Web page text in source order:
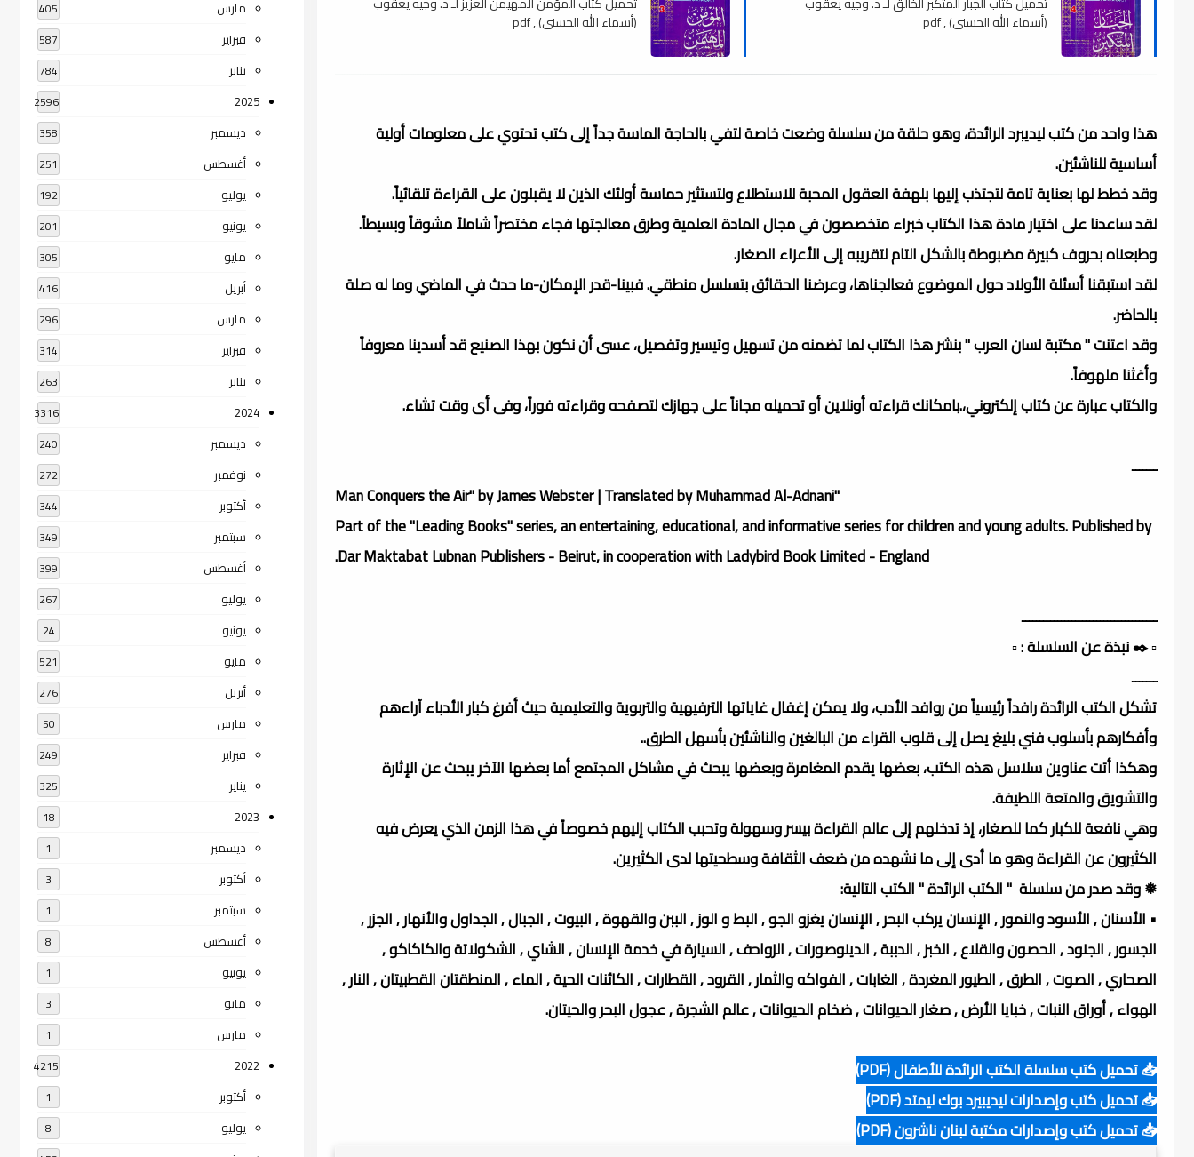
(أسماء الله الحسنى) , pdf
(أسماء الله الحسنى) , pdf
هذا واحد من كتب ليديبرد الرائدة، وهو حلقة من سلسلة وضعت خاصة لتفي بالحاجة الماسة جداً إلى كتب تحتوي على معلومات أولية
أساسية للناشئين.
وقد خطط لها بعناية تامة لتجتذب إليها بلهفة العقول المحبة للاستطلاع ولتستثير حماسة أولئك الذين لا يقبلون على القراءة تلقائياً.
لقد ساعدنا على اختيار مادة هذا الكتاب خبراء متخصصون في مجال المادة العلمية وطرق معالجتها فجاء مختصراً شاملاً مشوقاً وبسيطاً.
وطبعناه بحروف كبيرة مضبوطة بالشكل التام لتقريبه إلى الأعزاء الصغار.
لقد استبقنا أسئلة الأولاد حول الموضوع فعالجناها، وعرضنا الحقائق بتسلسل منطقي. فبينا-قدر الإمكان-ما حدث في الماضي وما له صلة
بالحاضر.
وقد اعتنت " مكتبة لسان العرب " بنشر هذا الكتاب لما تضمنه من تسهيل وتيسير وتفصيل، عسى أن نكون بهذا الصنيع قد أسدينا معروفاً
وأغثنا ملهوفاً.
والكتاب عبارة عن كتاب إلكتروني،.بامكانك قراءته أونلاين أو تحميله مجاناً على جهازك لتصفحه وقراءته فوراً، وفى أى وقت تشاء.
ـــــــ
"Man Conquers the Air" by James Webster | Translated by Muhammad Al-Adnani
Part of the "Leading Books" series, an entertaining, educational, and informative series for children and young adults. Published by
Dar Maktabat Lubnan Publishers - Beirut, in cooperation with Ladybird Book Limited - England.
ــــــــــــــــــــــــــــــــــــــ
▫️ ✒️ نبذة عن السلسلة : ▫️
ـــــــ
تشكل الكتب الرائدة رافداً رئيسياً من روافد الأدب، ولا يمكن إغفال غاياتها الترفيهية والتربوية والتعليمية حيث أفرغ كبار الأدباء آراءهم
وأفكارهم بأسلوب فني بليغ يصل إلى قلوب القراء من البالغين والناشئين بأسهل الطرق..
وهكذا أتت عناوين سلاسل هذه الكتب، بعضها يقدم المغامرة وبعضها يبحث في مشاكل المجتمع أما بعضها الآخر يبحث عن الإثارة
والتشويق والمتعة اللطيفة.
وهي نافعة للكبار كما للصغار، إذ تدخلهم إلى عالم القراءة بيسر وسهولة وتحبب الكتاب إليهم خصوصاً في هذا الزمن الذي يعرض فيه
الكثيرون عن القراءة وهو ما أدى إلى ما نشهده من ضعف الثقافة وسطحيتها لدى الكثيرين.
❅ وقد صدر من سلسلة " الكتب الرائدة " الكتب التالية:
• الأسنان , الأسود والنمور , الإنسان يركب البحر , الإنسان يغزو الجو , البط و الوز , الببن والقهوة , البيوت , الجبال , الجداول والأنهار , الجزر ,
الجسور , الجنود , الحصون والقلاع , الخبز , الدببة , الدينوصورات , الزواحف , السيارة في خدمة الإنسان , الشاي , الشكولاتة والكاكاكو ,
الصحاري , الصوت , الطرق , الطيور المغردة , الغابات , الفواكه والثمار , القرود , القطارات , الكائنات الحية , الماء , المنطقتان القطبيتان , النار ,
الهواء , أوراق النبات , خبايا الأرض , صغار الحيوانات , ضخام الحيوانات , عالم الشجرة , عجول البحر والحيتان.
📥 تحميل كتب سلسلة الكتب الرائدة للأطفال (PDF)
📥 تحميل كتب وإصدارات ليديبيرد بوك ليمتد (PDF)
📥 تحميل كتب وإصدارات مكتبة لبنان ناشرون (PDF)
مارس 405
فبراير 587
يناير 784
2025
2596
ديسمبر 358
أغسطس 251
يوليو 192
يونيو 201
مايو 305
أبريل 416
مارس 296
فبراير 314
يناير 263
2024
3316
ديسمبر 240
نوفمبر 272
أكتوبر 344
سبتمبر 349
أغسطس 399
يوليو 267
يونيو 24
مايو 521
أبريل 276
مارس 50
فبراير 249
يناير 325
2023
18
ديسمبر 1
أكتوبر 3
سبتمبر 1
أغسطس 8
يونيو 1
مايو 3
مارس 1
2022
4215
أكتوبر 1
يوليو 8